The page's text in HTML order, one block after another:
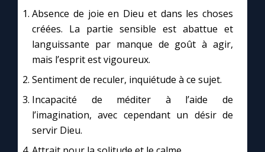
L'Évangile chaque jour
Les premiers samedis du mois
Marie qui défait les nœuds
Me consacrer à Jésus par Marie
Absence de joie en Dieu et dans les choses
créées. La partie sensible est abattue et
languissante par manque de goût à agir,
mais l’esprit est vigoureux.
Sentiment de reculer, inquiétude à ce sujet.
Incapacité de méditer à l’aide de
l’imagination, avec cependant un désir de
servir Dieu.